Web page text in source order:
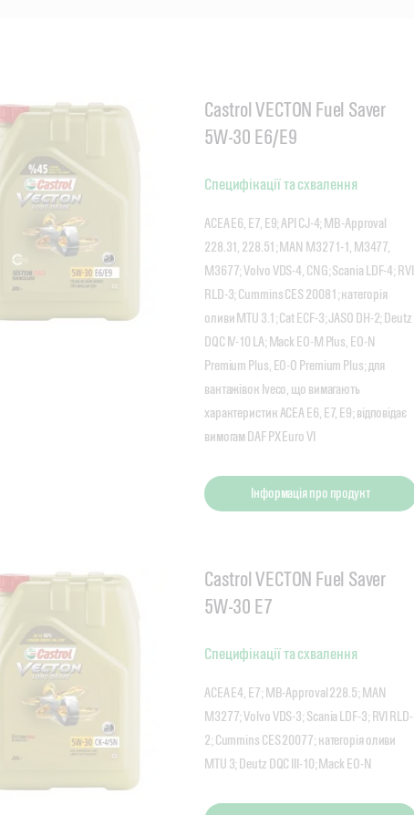
Castrol VECTON Fuel Saver
5W-30 E6/E9
Специфікації та схвалення
ACEA E6, E7, E9; API CJ-4; MB-Approval
228.31, 228.51; MAN M3271-1, M3477,
M3677; Volvo VDS-4, CNG; Scania LDF-4; RVI
RLD-3; Cummins CES 20081; категорія
оливи MTU 3.1; Cat ECF-3; JASO DH-2; Deutz
DQC IV-10 LA; Mack EO-M Plus, EO-N
Premium Plus, EO-O Premium Plus; для
вантажівок Iveco, що вимагають
характеристик ACEA E6, E7, E9; відповідає
вимогам DAF PX Euro VI
Інформація про продукт
Castrol VECTON Fuel Saver
5W-30 E7
Специфікації та схвалення
ACEA E4, E7; MB-Approval 228.5; MAN
M3277; Volvo VDS-3; Scania LDF-3; RVI RLD-
2; Cummins CES 20077; категорія оливи
MTU 3; Deutz DQC III-10; Mack EO-N